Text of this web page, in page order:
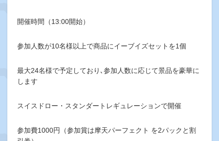
開催時間（13:00開始）
参加人数が10名様以上で商品にイーブイズセットを1個
最大24名様で予定しており､参加人数に応じて景品を豪華に
します
スイスドロー・スタンダートレギュレーションで開催
参加費1000円（参加賞は摩天パーフェクト を2パックと割